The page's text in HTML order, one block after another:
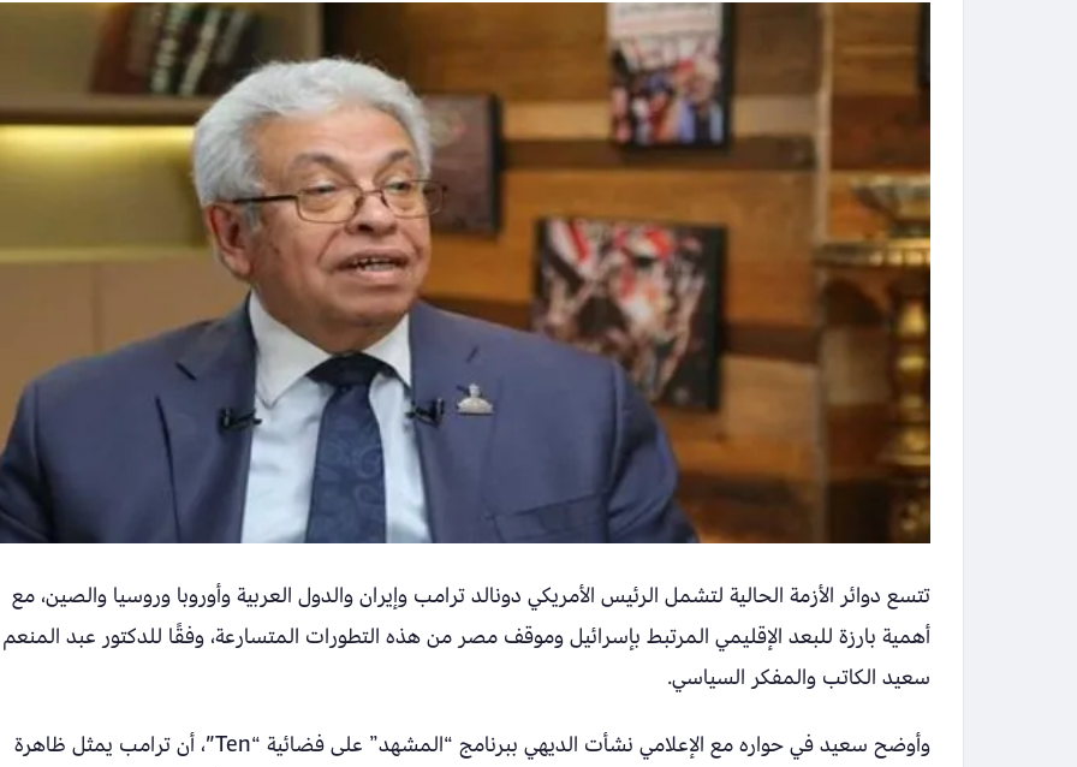
تتسع دوائر الأزمة الحالية لتشمل الرئيس الأمريكي دونالد ترامب وإيران والدول العربية وأوروبا وروسيا والصين، مع
أهمية بارزة للبعد الإقليمي المرتبط بإسرائيل وموقف مصر من هذه التطورات المتسارعة، وفقًا للدكتور عبد المنعم
سعيد الكاتب والمفكر السياسي.
وأوضح سعيد في حواره مع الإعلامي نشأت الديهي ببرنامج “المشهد” على فضائية “Ten”، أن ترامب يمثل ظاهرة